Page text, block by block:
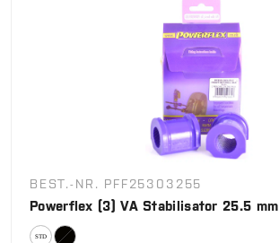
BEST.-NR. PFF25303255
Powerflex (3) VA Stabilisator 25.5 mm